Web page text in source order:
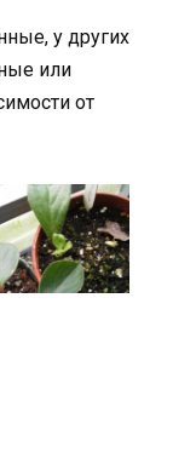
у других
или
от